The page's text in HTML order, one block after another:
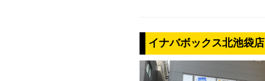
イナバボックス北池袋店